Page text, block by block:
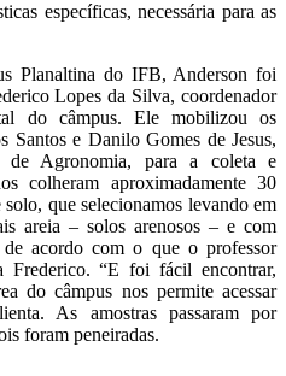
específicas, necessária para as
Planaltina do IFB, Anderson foi
Lopes da Silva, coordenador
do câmpus. Ele mobilizou os
Santos e Danilo Gomes de Jesus,
de Agronomia, para a coleta e
colheram aproximadamente 30
que selecionamos levando em
areia – solos arenosos – e com
acordo com o que o professor
Frederico. “E foi fácil encontrar,
do câmpus nos permite acessar
As amostras passaram por
foram peneiradas.